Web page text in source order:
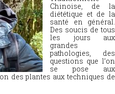
Chinoise, de la
diététique et de la
santé en général.
Des soucis de tous
les jours aux
grandes
pathologies, des
questions que l’on
se pose aux
des plantes aux techniques de